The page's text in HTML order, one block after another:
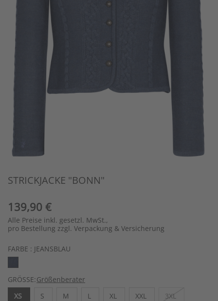
STRICKJACKE "BONN"
139,90 €
Alle Preise inkl. gesetzl. MwSt.,
pro Bestellung zzgl. Verpackung & Versicherung
FARBE : JEANSBLAU
GRÖSSE:Größenberater
XS
S M L XL XXL 3XL